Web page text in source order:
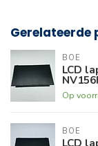
Gerelateerde
BOE
LCD
Op
BOE
LCD